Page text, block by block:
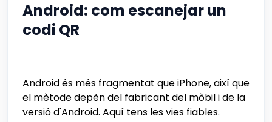
Android: com escanejar un
codi QR
Android és més fragmentat que iPhone, així que
el mètode depèn del fabricant del mòbil i de la
versió d'Android. Aquí tens les vies fiables.